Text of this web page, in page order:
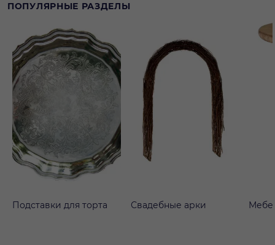
ПОПУЛЯРНЫЕ РАЗДЕЛЫ
Подставки для торта Свадебные арки